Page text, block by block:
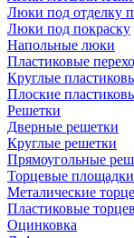
Люки под отделку
Люки под покраску
Напольные люки
Пластиковые
Круглые
Плоские
Решетки
Дверные решетки
Круглые решетки
Прямоугольные
Торцевые площадки
Металические
Пластиковые
Оцинковка